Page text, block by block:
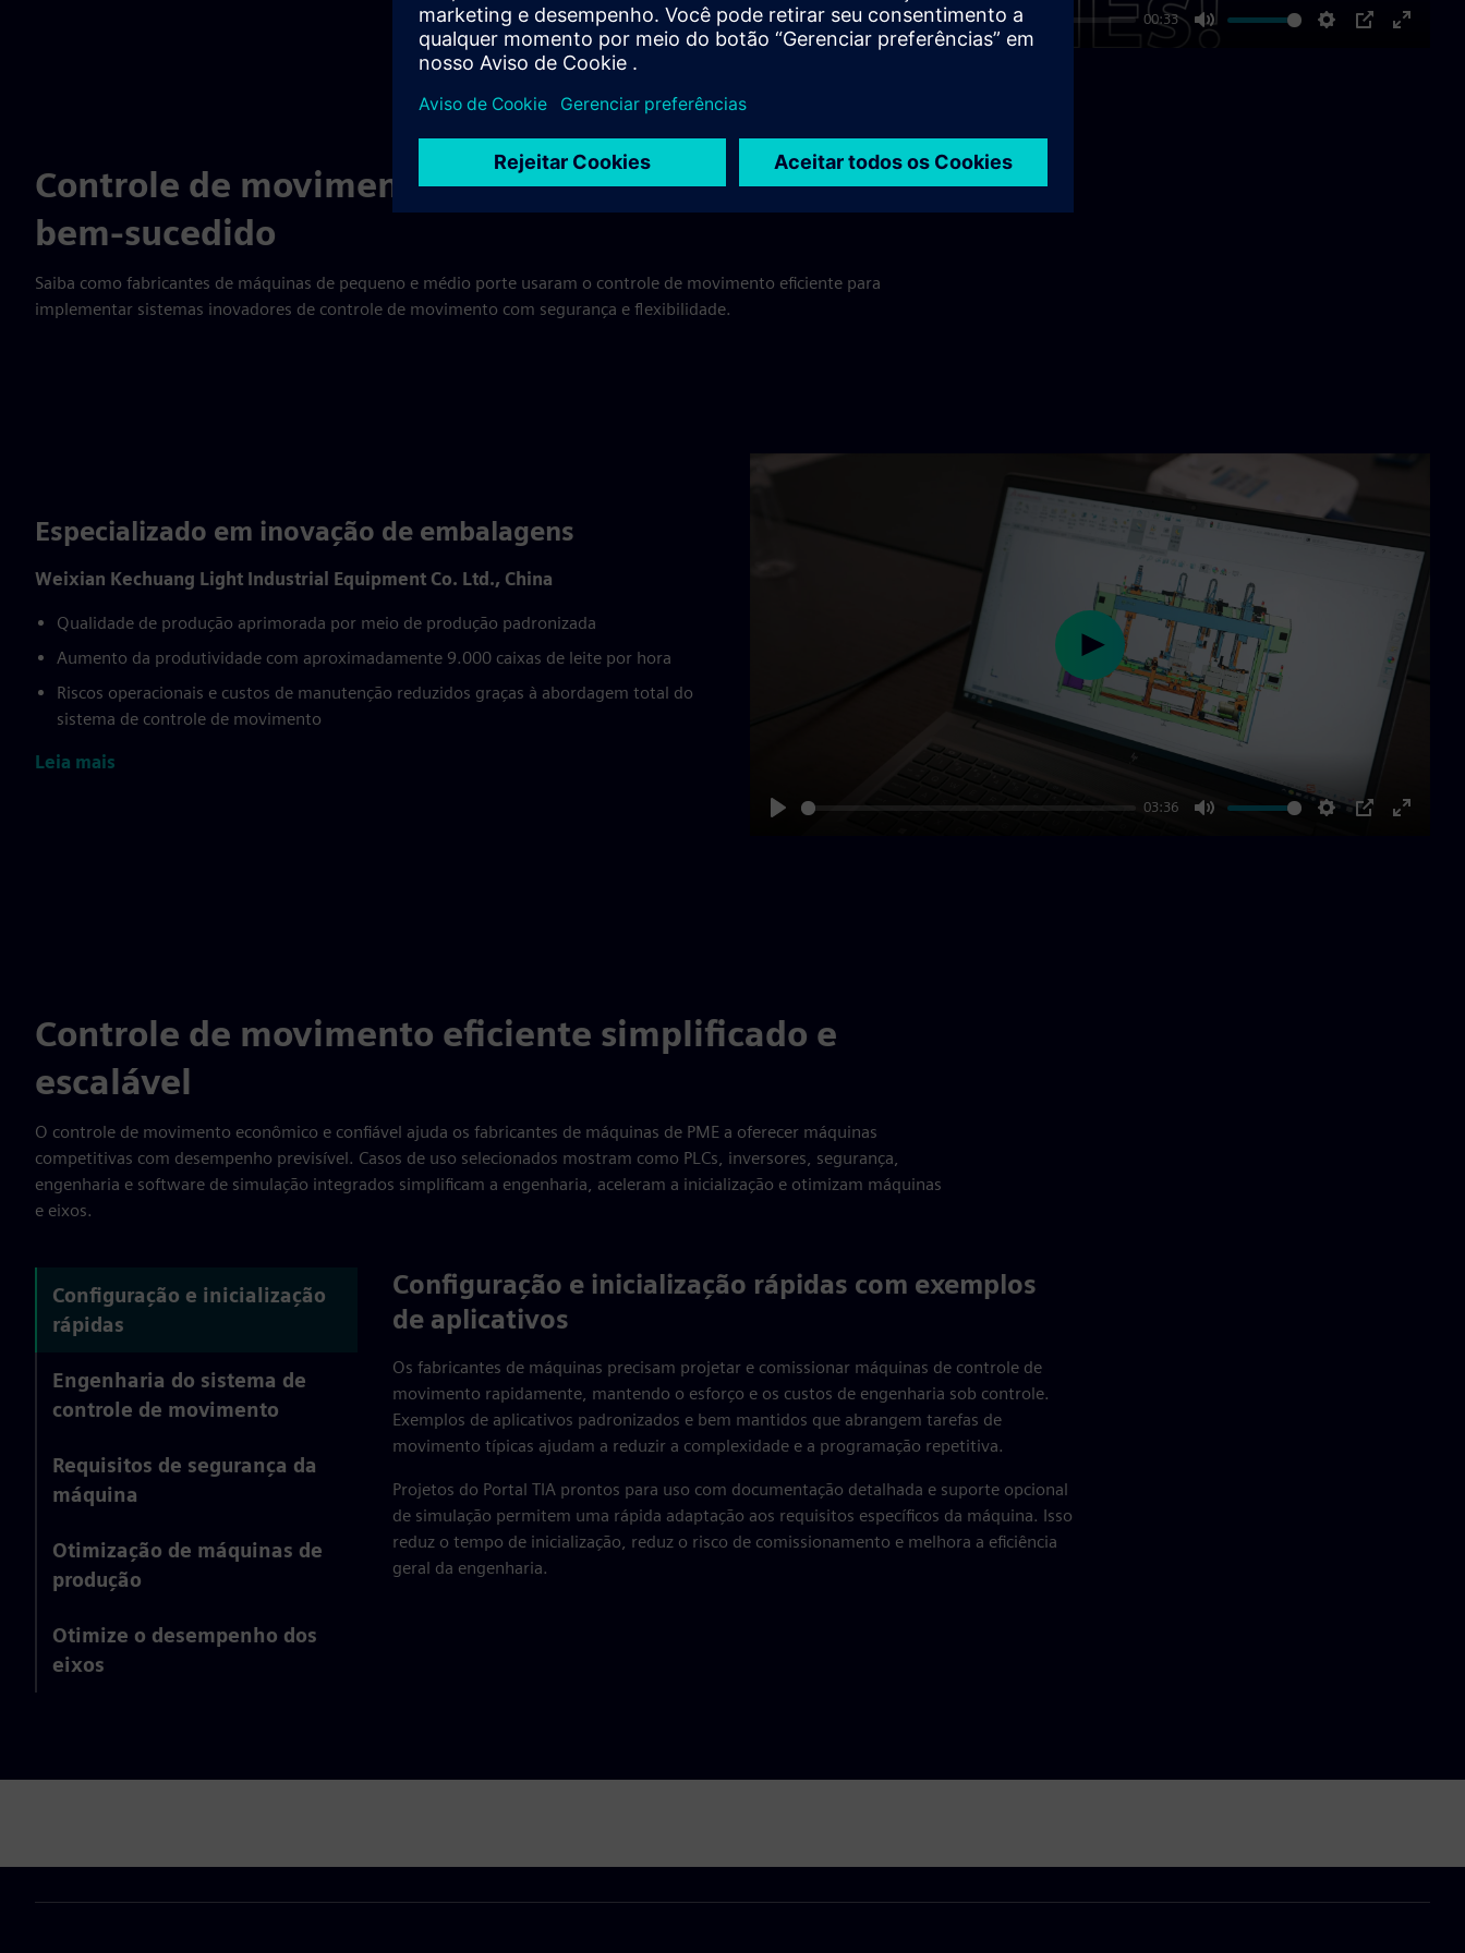
Play
00:33
Controle de movimento para PMEs em uso prático
bem-sucedido
Saiba como fabricantes de máquinas de pequeno e médio porte usaram o controle de movimento eficiente para
implementar sistemas inovadores de controle de movimento com segurança e flexibilidade.
Especializado em inovação de embalagens
Weixian Kechuang Light Industrial Equipment Co. Ltd., China
Qualidade de produção aprimorada por meio de produção padronizada
Aumento da produtividade com aproximadamente 9.000 caixas de leite por hora
Riscos operacionais e custos de manutenção reduzidos graças à abordagem total do
sistema de controle de movimento
Leia mais
03:36
Play
Controle de movimento eficiente simplificado e
escalável
O controle de movimento econômico e confiável ajuda os fabricantes de máquinas de PME a oferecer máquinas
competitivas com desempenho previsível. Casos de uso selecionados mostram como PLCs, inversores, segurança,
engenharia e software de simulação integrados simplificam a engenharia, aceleram a inicialização e otimizam máquinas
e eixos.
Configuração e inicialização
rápidas
Engenharia do sistema de
controle de movimento
Requisitos de segurança da
máquina
Otimização de máquinas de
produção
Otimize o desempenho dos
eixos
Configuração e inicialização rápidas com exemplos
de aplicativos
Os fabricantes de máquinas precisam projetar e comissionar máquinas de controle de
movimento rapidamente, mantendo o esforço e os custos de engenharia sob controle.
Exemplos de aplicativos padronizados e bem mantidos que abrangem tarefas de
movimento típicas ajudam a reduzir a complexidade e a programação repetitiva.
Projetos do Portal TIA prontos para uso com documentação detalhada e suporte opcional
de simulação permitem uma rápida adaptação aos requisitos específicos da máquina. Isso
reduz o tempo de inicialização, reduz o risco de comissionamento e melhora a eficiência
geral da engenharia.